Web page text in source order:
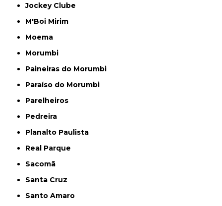
Jockey Clube
M'Boi Mirim
Moema
Morumbi
Paineiras do Morumbi
Paraíso do Morumbi
Parelheiros
Pedreira
Planalto Paulista
Real Parque
Sacomã
Santa Cruz
Santo Amaro